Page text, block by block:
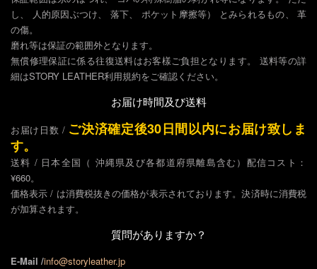
し、 人的原因ぶつけ、 落下、 ポケット摩擦等） とみられるもの、 革
の傷。
磨れ等は保証の範囲外となります。
無償修理保証に係る往復送料はお客樣ご負担となります。 送料等の詳
細はSTORY LEATHER利用規約をご確認ください。
お届け時間及び送料
お届け日数 / ご決済確定後30日間以内にお届け致しま
す。
送料 / 日本全国（ 沖縄県及び各都道府県離島含む）配信コスト：
¥660。
価格表示 / は消費税抜きの価格が表示されております。決済時に消費税
が加算されます。
質問がありますか？
E-Mail /info@storyleather.jp